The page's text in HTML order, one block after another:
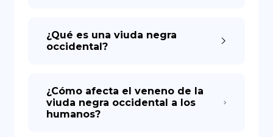
¿Qué es una viuda negra
occidental?
¿Cómo afecta el veneno de la
viuda negra occidental a los
humanos?